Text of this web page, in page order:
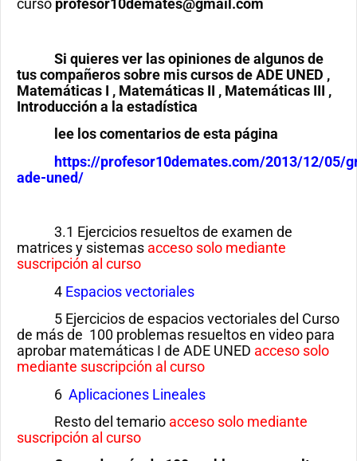
curso profesor10demates@gmail.com
Si quieres ver las opiniones de algunos de
tus compañeros sobre mis cursos de ADE UNED ,
Matemáticas I , Matemáticas II , Matemáticas III ,
Introducción a la estadística
lee los comentarios de esta página
https://profesor10demates.com/2013/12/05/
ade-uned/
3.1 Ejercicios resueltos de examen de
matrices y sistemas acceso solo mediante
suscripción al curso
4 Espacios vectoriales
5 Ejercicios de espacios vectoriales del Curso
de más de 100 problemas resueltos en video para
aprobar matemáticas I de ADE UNED acceso solo
mediante suscripción al curso
6 Aplicaciones Lineales
Resto del temario acceso solo mediante
suscripción al curso